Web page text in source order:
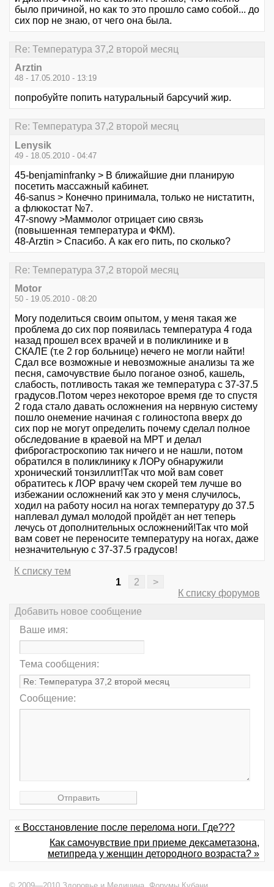
было причиной, но как то это прошло само собой... до
сих пор не знаю, от чего она была.
Re: Температура 37,2 второй месяц
Arztin
48 - 17.05.2010 - 13:19
попробуйте попить натуральный барсучий жир.
Re: Температура 37,2 второй месяц
Lenysik
49 - 18.05.2010 - 04:47
45-benjaminfranky > В ближайшие дни планирую
посетить массажный кабинет.
46-sanus > Конечно принимала, только не нистатитн,
а флюкостат №7.
47-snowy >Маммолог отрицает сию связь
(повышенная температура и ФКМ).
48-Arztin > Спасибо. А как его пить, по сколько?
Re: Температура 37,2 второй месяц
Motor
50 - 19.05.2010 - 08:20
Могу поделиться своим опытом, у меня такая же
проблема до сих пор появилась температура 4 года
назад прошел всех врачей и в поликлинике и в
СКАЛЕ (т.е 2 гор больнице) нечего не могли найти!
Сдал все возможные и невозможные анализы та же
песня, самочувствие было поганое озноб, кашель,
слабость, потливость такая же температура с 37-37.5
градусов.Потом через некоторое время где то спустя
2 года стало давать осложнения на нервную систему
пошло онемение начиная с голиностопа вверх до
сих пор не могут определить почему сделал полное
обследование в краевой на МРТ и делал
фиброгастроскопию так ничего и не нашли, потом
обратился в поликлинику к ЛОРу обнаружили
хронический тонзиллит!Так что мой вам совет
обратитесь к ЛОР врачу чем скорей тем лучше во
избежании осложнений как это у меня случилось,
ходил на работу носил на ногах температуру до 37.5
наплевал думал молодой пройдёт ан нет теперь
лечусь от дополнительных осложнений!Так что мой
вам совет не переносите температуру на ногах, даже
незначительную с 37-37.5 градусов!
К списку тем
1
2
>
К списку форумов
Добавить новое сообщение
Ваше имя:
Тема сообщения:
Сообщение:
« Восстановление после перелома ноги. Где???
Как самочувствие при приеме дексаметазона,
метипреда у женщин детородного возраста? »